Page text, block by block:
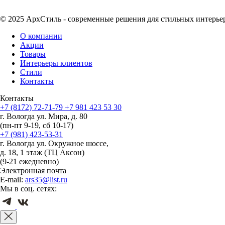
© 2025 АрхСтиль - современные решения для стильных
О компании
Акции
Товары
Интерьеры клиентов
Стили
Контакты
Контакты
+7 (8172) 72-71-79 +7 981 423 53 30
г. Вологда ул. Мира, д. 80
(пн-пт 9-19, сб 10-17)
+7 (981) 423-53-31
г. Вологда ул. Окружное шоссе,
д. 18, 1 этаж (ТЦ Аксон)
(9-21 ежедневно)
Электронная почта
E-mail: ars35@list.ru
Мы в соц. сетях: